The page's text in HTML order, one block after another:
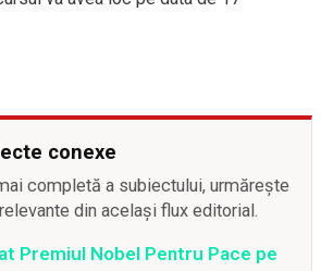
conexe
completă a subiectului, urmărește
din același flux editorial.
Premiul Nobel Pentru Pace pe